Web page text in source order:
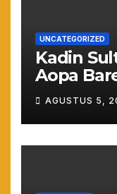
UNCATEGORIZED
Kadin
Aopa
Siap
Muda
AGUSTUS 5,